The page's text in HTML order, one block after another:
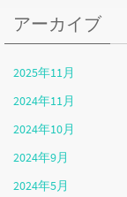
アーカイブ
2025年11月
2024年11月
2024年10月
2024年9月
2024年5月